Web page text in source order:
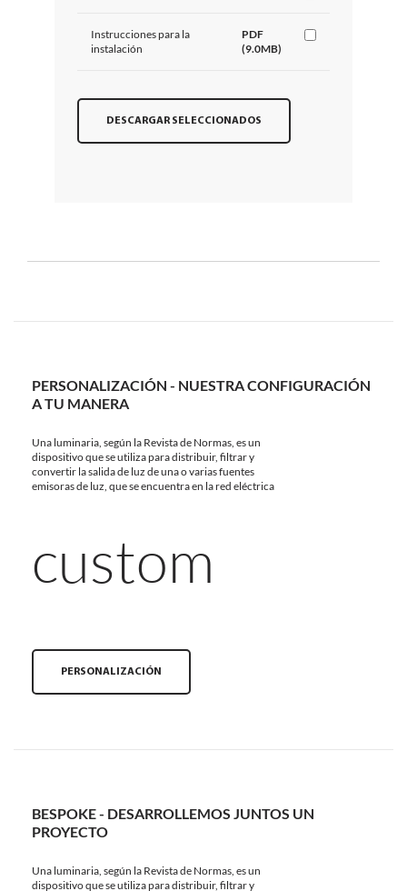
Instrucciones para la
instalación
PDF
(9.0MB)
DESCARGAR SELECCIONADOS
PERSONALIZACIÓN - NUESTRA CONFIGURACIÓN
A TU MANERA
Una luminaria, según la Revista de Normas, es un
dispositivo que se utiliza para distribuir, filtrar y
convertir la salida de luz de una o varias fuentes
emisoras de luz, que se encuentra en la red eléctrica
custom
PERSONALIZACIÓN
BESPOKE - DESARROLLEMOS JUNTOS UN
PROYECTO
Una luminaria, según la Revista de Normas, es un
dispositivo que se utiliza para distribuir, filtrar y